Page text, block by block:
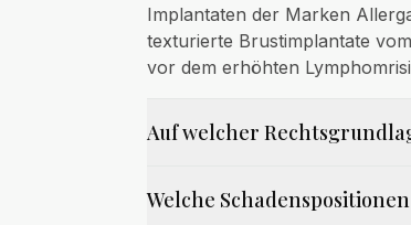
Implantaten der Marken
texturierte Brustimplantate
vor dem erhöhten
Auf welcher
Welche